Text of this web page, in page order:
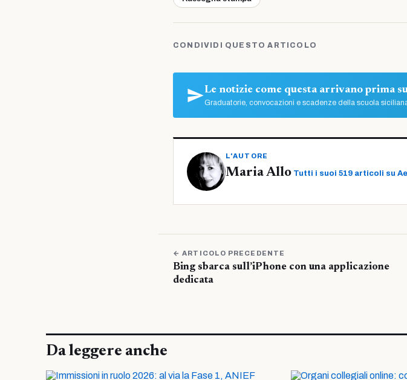
CONDIVIDI QUESTO ARTICOLO
Le notizie come questa arrivano prima
Graduatorie, convocazioni e scadenze della scuola
L'AUTORE
Maria Allo Tutti i suoi 519 articoli su
← ARTICOLO PRECEDENTE
Bing sbarca sull’iPhone con una applicazione
dedicata
Da leggere anche